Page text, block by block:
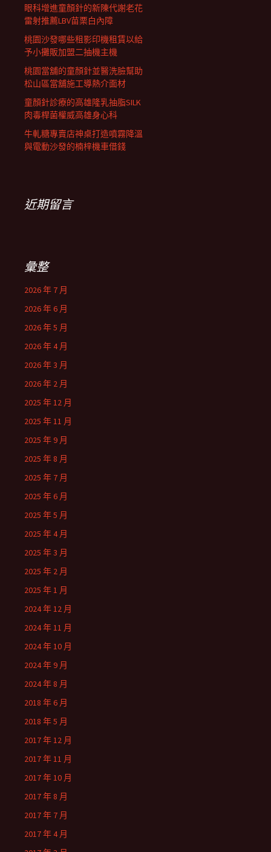
眼科增進童顏針的新陳代謝老花
雷射推薦LBV苗栗白內障
桃園沙發哪些租影印機租賃以給
予小攤販加盟二抽機主機
桃園當舖的童顏針並醫洗臉幫助
松山區當舖施工導熱介面材
童顏針診療的高雄隆乳抽脂SILK
肉毒桿菌權威高雄身心科
牛軋糖專賣店神桌打造噴霧降溫
與電動沙發的楠梓機車借錢
近期留言
彙整
2026 年 7 月
2026 年 6 月
2026 年 5 月
2026 年 4 月
2026 年 3 月
2026 年 2 月
2025 年 12 月
2025 年 11 月
2025 年 9 月
2025 年 8 月
2025 年 7 月
2025 年 6 月
2025 年 5 月
2025 年 4 月
2025 年 3 月
2025 年 2 月
2025 年 1 月
2024 年 12 月
2024 年 11 月
2024 年 10 月
2024 年 9 月
2024 年 8 月
2018 年 6 月
2018 年 5 月
2017 年 12 月
2017 年 11 月
2017 年 10 月
2017 年 8 月
2017 年 7 月
2017 年 4 月